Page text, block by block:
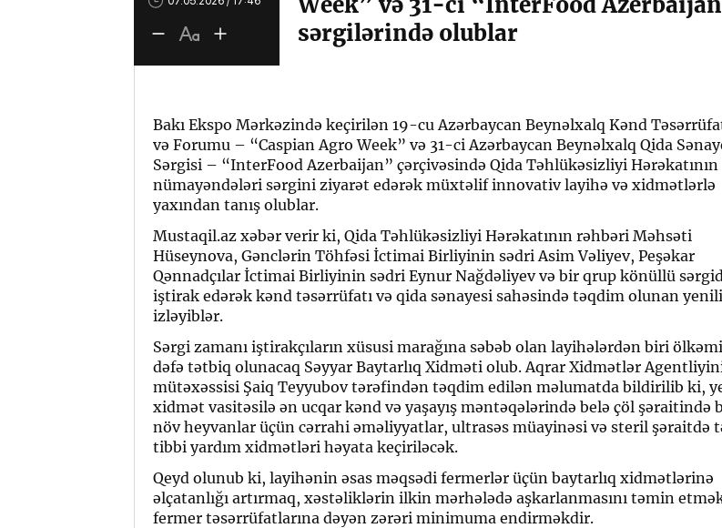
sərgilərində olublar
Bakı Ekspo Mərkəzində keçirilən 19-cu Azərbaycan Beynəlxalq Kənd
və Forumu – “Caspian Agro Week” və 31-ci Azərbaycan Beynəlxalq Qida
Sərgisi – “InterFood Azerbaijan” çərçivəsində Qida Təhlükəsizliyi Hərəkatının
nümayəndələri sərgini ziyarət edərək müxtəlif innovativ layihə və xidmətlərlə
yaxından tanış olublar.
Mustaqil.az xəbər verir ki, Qida Təhlükəsizliyi Hərəkatının rəhbəri Məhsəti
Hüseynova, Gənclərin Töhfəsi İctimai Birliyinin sədri Asim Vəliyev, Peşəkar
Qənnadçılar İctimai Birliyinin sədri Eynur Nağdəliyev və bir qrup könüllü
iştirak edərək kənd təsərrüfatı və qida sənayesi sahəsində təqdim olunan
izləyiblər.
Sərgi zamanı iştirakçıların xüsusi marağına səbəb olan layihələrdən biri
dəfə tətbiq olunacaq Səyyar Baytarlıq Xidməti olub. Aqrar Xidmətlər
mütəxəssisi Şaiq Teyyubov tərəfindən təqdim edilən məlumatda bildirilib ki,
xidmət vasitəsilə ən ucqar kənd və yaşayış məntəqələrində belə çöl şəraitində
növ heyvanlar üçün cərrahi əməliyyatlar, ultrasəs müayinəsi və steril şəraitdə
tibbi yardım xidmətləri həyata keçiriləcək.
Qeyd olunub ki, layihənin əsas məqsədi fermerlər üçün baytarlıq xidmətlərinə
əlçatanlığı artırmaq, xəstəliklərin ilkin mərhələdə aşkarlanmasını təmin
fermer təsərrüfatlarına dəyən zərəri minimuma endirməkdir.